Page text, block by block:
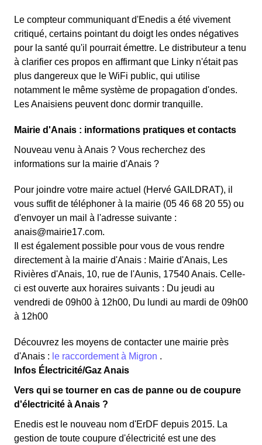
Le compteur communiquant d'Enedis a été vivement
critiqué, certains pointant du doigt les ondes négatives
pour la santé qu'il pourrait émettre. Le distributeur a tenu
à clarifier ces propos en affirmant que Linky n'était pas
plus dangereux que le WiFi public, qui utilise
notamment le même système de propagation d'ondes.
Les Anaisiens peuvent donc dormir tranquille.
Mairie d'Anais : informations pratiques et contacts
Nouveau venu à Anais ? Vous recherchez des
informations sur la mairie d'Anais ?
Pour joindre votre maire actuel (Hervé GAILDRAT), il
vous suffit de téléphoner à la mairie (05 46 68 20 55) ou
d'envoyer un mail à l'adresse suivante :
anais@mairie17.com.
Il est également possible pour vous de vous rendre
directement à la mairie d'Anais : Mairie d'Anais, Les
Rivières d'Anais, 10, rue de l'Aunis, 17540 Anais. Celle-
ci est ouverte aux horaires suivants : Du jeudi au
vendredi de 09h00 à 12h00, Du lundi au mardi de 09h00
à 12h00
Découvrez les moyens de contacter une mairie près
d'Anais : le raccordement à Migron .
Infos Électricité/Gaz Anais
Vers qui se tourner en cas de panne ou de coupure
d'électricité à Anais ?
Enedis est le nouveau nom d'ErDF depuis 2015. La
gestion de toute coupure d'électricité est une des